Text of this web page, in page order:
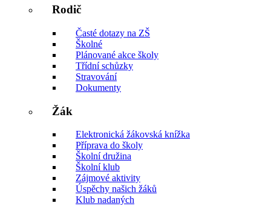
Rodič
Časté dotazy na ZŠ
Školné
Plánované akce školy
Třídní schůzky
Stravování
Dokumenty
Žák
Elektronická žákovská knížka
Příprava do školy
Školní družina
Školní klub
Zájmové aktivity
Úspěchy našich žáků
Klub nadaných